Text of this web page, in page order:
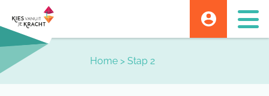
to
content
Home > Stap 2